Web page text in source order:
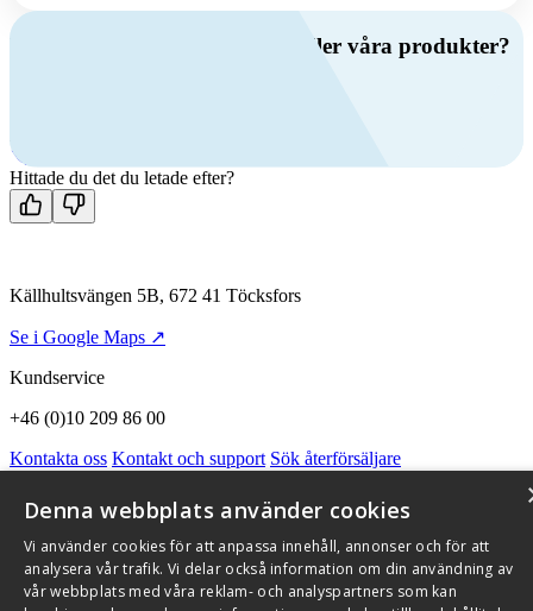
Har du frågor om ventilation eller våra produkter?
Kontakta oss
Hittade du det du letade efter?
Källhultsvängen 5B, 672 41 Töcksfors
Se i Google Maps ↗
Kundservice
+46 (0)10 209 86 00
Kontakta oss Kontakt och support Sök återförsäljare
Om Flexit
Aktuellt Miljö och kvalitetssäkring Alarmkoder
Qnister Visselblåsningsfunktion
© 2026 Flexit AB. Alla rättigheter förbehållna
Aktuellt Miljö och kvalitetssäkring
Denna webbplats använder cookies
Vi använder cookies för att anpassa innehåll, annonser och för att
analysera vår trafik. Vi delar också information om din användning av
vår webbplats med våra reklam- och analyspartners som kan